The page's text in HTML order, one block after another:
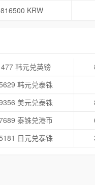
KRW
477 韩元兑英镑
韩元兑泰铢
美元兑泰铢
泰铢兑港币
日元兑泰铢